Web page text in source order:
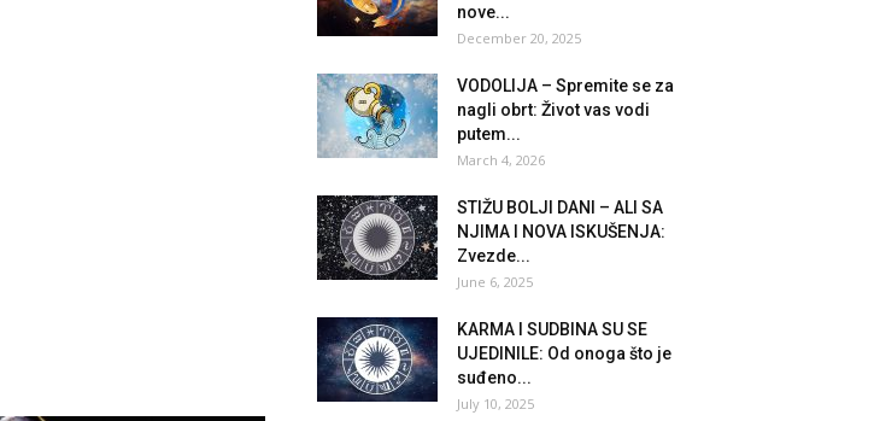
nove...
December 20, 2025
VODOLIJA – Spremite se za
nagli obrt: Život vas vodi
putem...
March 4, 2026
STIŽU BOLJI DANI – ALI SA
NJIMA I NOVA ISKUŠENJA:
Zvezde...
June 6, 2025
KARMA I SUDBINA SU SE
UJEDINILE: Od onoga što je
suđeno...
July 10, 2025